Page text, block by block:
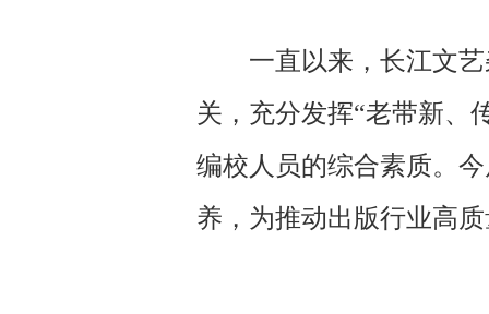
一直以来，长江文
关，充分发挥“老带新、
编校人员的综合素质。
养，为推动出版行业高